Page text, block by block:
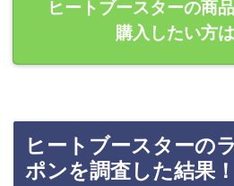
ヒートブースターの商
購入したい方
ヒートブースターの
ポンを調査した結果！